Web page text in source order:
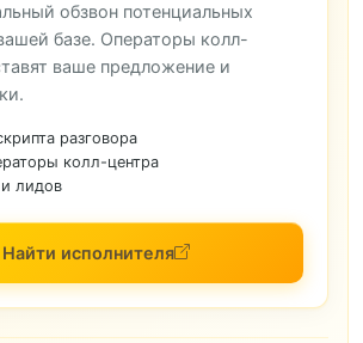
обзвон потенциальных
базе. Операторы колл-
ваше предложение и
разговора
колл-центра
лидов
Найти исполнителя